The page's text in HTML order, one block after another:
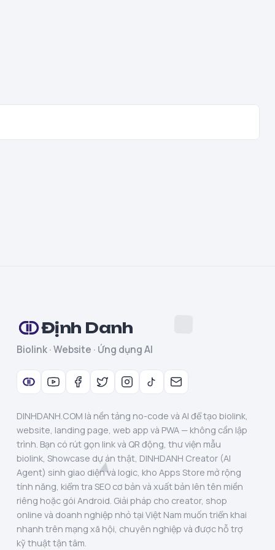
Định Danh
Biolink · Website · Ứng dụng AI
DINHDANH.COM là nền tảng no-code và AI để tạo biolink,
website, landing page, web app và PWA — không cần lập
trình. Bạn có rút gọn link và QR động, thư viện mẫu
biolink, Showcase dự án thật, DINHDANH Creator (AI
Agent) sinh giao diện và logic, kho Apps Store mở rộng
tính năng, kiểm tra SEO cơ bản và xuất bản lên tên miền
riêng hoặc gói Android. Giải pháp cho creator, shop
online và doanh nghiệp nhỏ tại Việt Nam muốn triển khai
nhanh trên mạng xã hội, chuyên nghiệp và được hỗ trợ
kỹ thuật tận tâm.